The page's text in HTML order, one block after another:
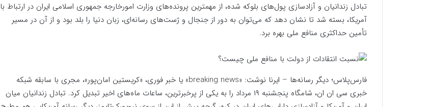
تبادل زندانیان و آزادسازی پول‌های بلوکه شده، از مهمترین پرونده‌های وزارت امورخارجه جمهوری اسلامی ایران در ارتباط با
آمریکا، بسته شد تا نشان دهد که می‌توان به دور از جنجال و ژست‌های رسانه‌ای، زبان دنیا را بلد بود و از آن در مسیر
تأمین حداکثری منافع ملی بهره برد.
فارس‌پلاس؛ دیگر رسانه‌ها – ایرنا نوشت: «breaking news» یا خبر فوری، «کریستین امان‌پور»، مجری با سابقه شبکه
خبری سی ان ان، شامگاه پنجشنبه ۱۹ مرداد را به یکی از پرخبرترین، ساعات ماه‌های اخیر تبدیل کرد. تبادل زندانیان میان